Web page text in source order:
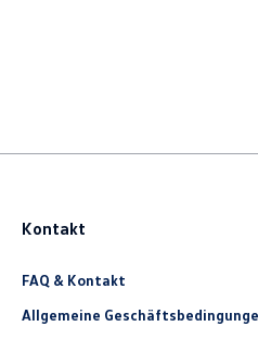
Kontakt
FAQ & Kontakt
Allgemeine